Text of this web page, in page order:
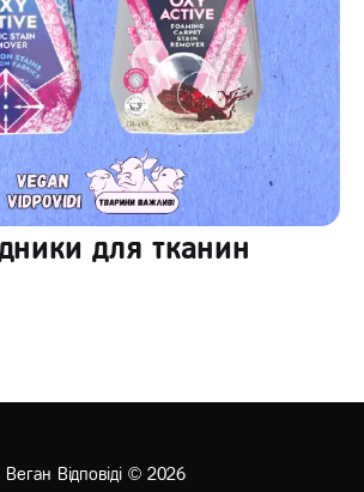
для тканин
Веган Відповіді© 2026